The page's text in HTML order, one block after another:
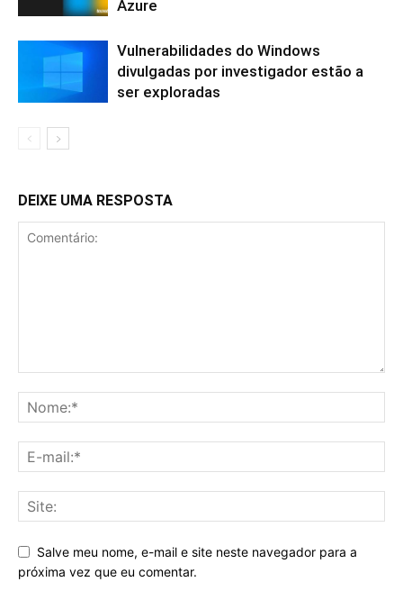
Azure
Vulnerabilidades do Windows
divulgadas por investigador estão a
ser exploradas
DEIXE UMA RESPOSTA
Salve meu nome, e-mail e site neste navegador para a
próxima vez que eu comentar.